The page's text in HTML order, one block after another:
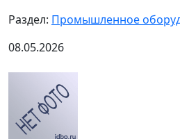
Раздел: Промышленное
08.05.2026